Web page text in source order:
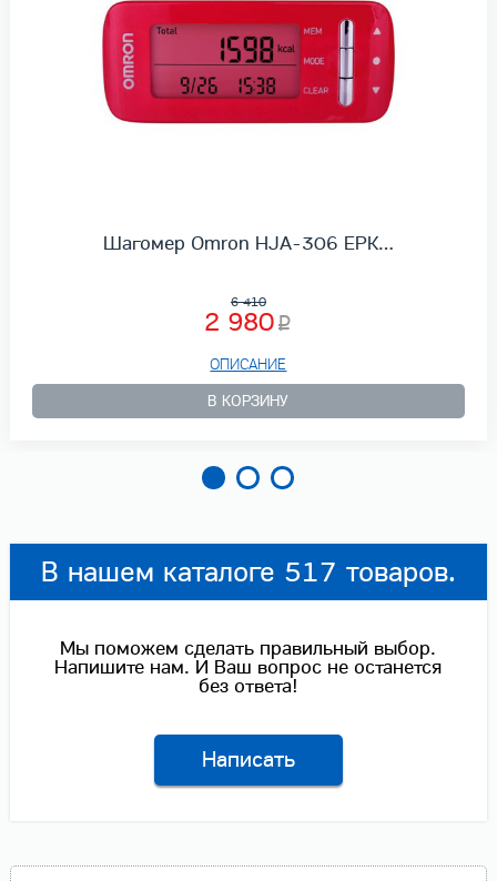
Шагомер Omron HJA-306 EPK…
6 410
2 980
ОПИСАНИЕ
В КОРЗИНУ
В нашем каталоге 517 товаров.
Мы поможем сделать правильный выбор.
Напишите нам. И Ваш вопрос не останется
без ответа!
Написать